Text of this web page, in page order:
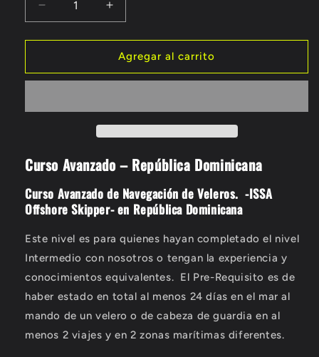
Reducir
cantidad
para
Avanzado
de
ISSA
Offshore
Skipper-
en
República
Dominicana
Aumentar
cantidad
para
Curso
Avanzado
de
ISSA
Offshore
Skipper-
en
República
Dominicana
Agregar al carrito
Curso Avanzado – República Dominicana
Curso Avanzado de Navegación de Veleros.-ISSA
Offshore Skipper- en República Dominicana
Este nivel es para quienes hayan completado el nivel
Intermedio con nosotros o tengan la experiencia y
conocimientos equivalentes. El Pre-Requisito es de
haber estado en total al menos 24 días en el mar al
mando de un velero o de cabeza de guardia en al
menos 2 viajes y en 2 zonas marítimas diferentes.